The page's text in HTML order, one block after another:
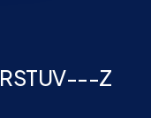
RSTUV---Z